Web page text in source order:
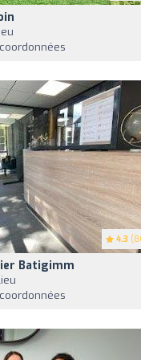
4.3
Batigimm